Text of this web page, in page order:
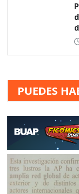
PUEDES